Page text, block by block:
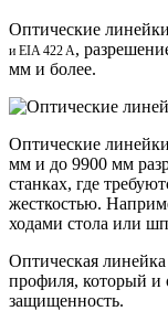
Оптические
и EIA 422 A,
мм и более.
Оптические
мм и до 9900 мм
станках, где
жесткостью.
ходами стола или
Оптическая линейка
профиля, который и
защищенность.